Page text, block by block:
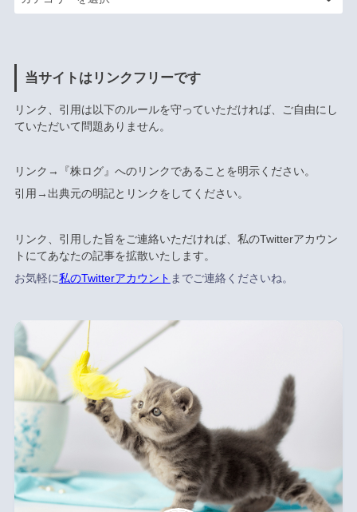
当サイトはリンクフリーです
リンク、引用は以下のルールを守っていただければ、ご自由にし
ていただいて問題ありません。
リンク→『株ログ』へのリンクであることを明示ください。
引用→出典元の明記とリンクをしてください。
リンク、引用した旨をご連絡いただければ、私のTwitterアカウン
トにてあなたの記事を拡散いたします。
お気軽に私のTwitterアカウント までご連絡くださいね。